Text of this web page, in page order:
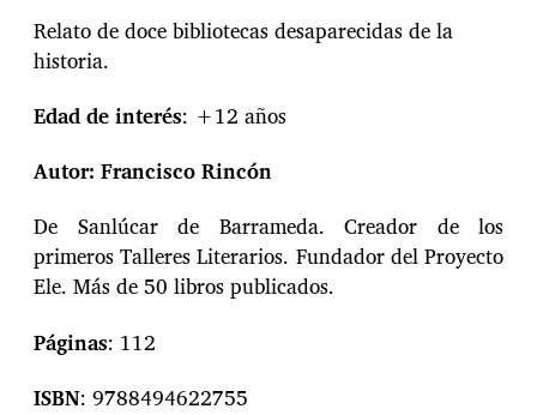
Relato de doce bibliotecas desaparecidas de la
historia.
Edad de interés: +12 años
Autor: Francisco Rincón
De Sanlúcar de Barrameda. Creador de los
primeros Talleres Literarios. Fundador del Proyecto
Ele. Más de 50 libros publicados.
Páginas: 112
ISBN: 9788494622755